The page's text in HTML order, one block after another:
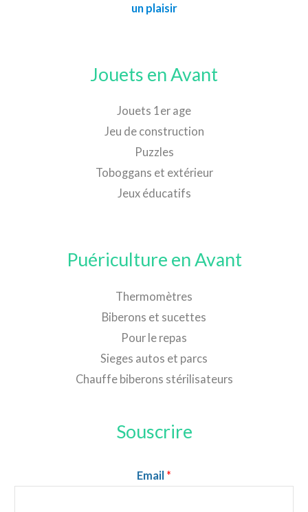
un plaisir
Jouets en Avant
Jouets 1er age
Jeu de construction
Puzzles
Toboggans et extérieur
Jeux éducatifs
Puériculture en Avant
Thermomètres
Biberons et sucettes
Pour le repas
Sieges autos et parcs
Chauffe biberons stérilisateurs
Souscrire
Email *